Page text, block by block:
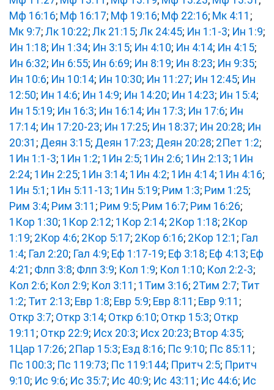
Мф 16:16; Мф 16:17; Мф 19:16; Мф 22:16; Мк 4:11 ;
Мк 9:7; Лк 10:22; Лк 21:15; Лк 24:45; Ин 1:1-3; Ин 1:9;
Ин 1:18; Ин 1:34; Ин 3:15; Ин 4:10; Ин 4:14; Ин 4:15;
Ин 6:32; Ин 6:55; Ин 6:69; Ин 8:19; Ин 8:23; Ин 9:35;
Ин 10:6; Ин 10:14; Ин 10:30; Ин 11:27; Ин 12:45; Ин
12:50; Ин 14:6; Ин 14:9; Ин 14:20; Ин 14:23; Ин 15:4;
Ин 15:19; Ин 16:3; Ин 16:14; Ин 17:3; Ин 17:6; Ин
17:14; Ин 17:20-23; Ин 17:25; Ин 18:37; Ин 20:28; Ин
20:31 ; Деян 3:15; Деян 17:23; Деян 20:28; 2Пет 1:2;
1Ин 1:1-3; 1Ин 1:2; 1Ин 2:5; 1Ин 2:6; 1Ин 2:13; 1Ин
2:24; 1Ин 2:25; 1Ин 3:14; 1Ин 4:2; 1Ин 4:14; 1Ин 4:16;
1Ин 5:1 ; 1Ин 5:11-13; 1Ин 5:19; Рим 1:3; Рим 1:25;
Рим 3:4; Рим 3:11 ; Рим 9:5; Рим 16:7; Рим 16:26;
1Кор 1:30; 1Кор 2:12; 1Кор 2:14; 2Кор 1:18; 2Кор
1:19; 2Кор 4:6; 2Кор 5:17; 2Кор 6:16; 2Кор 12:1 ; Гал
1:4; Гал 2:20; Гал 4:9; Еф 1:17-19; Еф 3:18; Еф 4:13; Еф
4:21 ; Флп 3:8; Флп 3:9; Кол 1:9; Кол 1:10; Кол 2:2-3;
Кол 2:6; Кол 2:9; Кол 3:11 ; 1Тим 3:16; 2Тим 2:7; Тит
1:2; Тит 2:13; Евр 1:8; Евр 5:9; Евр 8:11 ; Евр 9:11 ;
Откр 3:7; Откр 3:14; Откр 6:10; Откр 15:3; Откр
19:11 ; Откр 22:9; Исх 20:3; Исх 20:23; Втор 4:35;
1Цар 17:26; 2Пар 15:3; Езд 8:16; Пс 9:10; Пс 85:11 ;
Пс 100:3; Пс 119:73; Пс 119:144; Притч 2:5; Притч
9:10; Ис 9:6; Ис 35:7; Ис 40:9; Ис 43:11 ; Ис 44:6; Ис